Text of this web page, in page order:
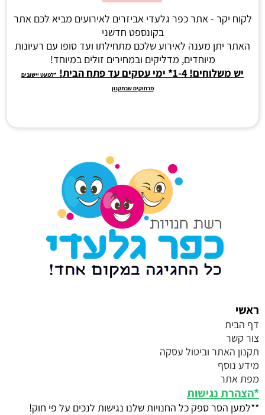
לקוח יקר - אתר כפר גלעדי אביזרים לאירועים מביא לכם אתר
בקונספט חדשני
האתר יתן מענה לאירוע שלכם מתחילתו ועד סופו עם רעיונות
מיוחדים, מדליקים ובמחירים זולים במיוחד!
יש משלוחים! 1-4* ימי עסקים עד פתח הבית!
*למעט יישובים
מרחוקים שבתקנון
ראשי
דף הבית
צור קשר
תקנון האתר וביטול עסקה
מידע נוסף
מפת אתר
*הצהרת נגישות
**למען הסר ספק כל החנויות שלנו נגישות לנכים על פי חוק!